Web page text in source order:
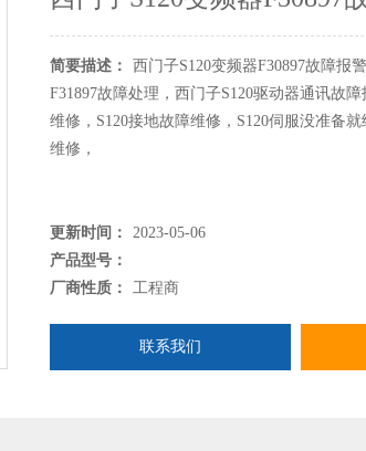
简要描述：
西门子S120变频器F30897故障报
F31897故障处理，西门子S120驱动器通讯故
维修，S120接地故障维修，S120伺服没准备
维修，
更新时间：
2023-05-06
产品型号：
厂商性质：
工程商
联系我们